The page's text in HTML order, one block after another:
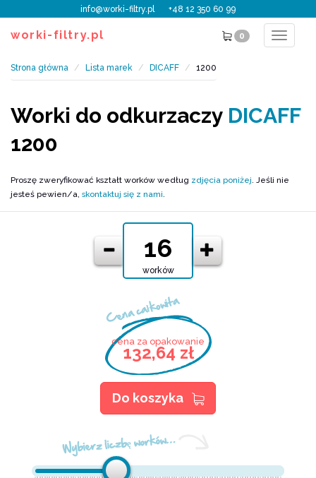
info@worki-filtry.pl +48 12 350 60 99
worki-filtry.pl 0
Toggle
Strona główna Lista marek DICAFF 1200
Worki do odkurzaczy DICAFF
1200
Proszę zweryfikować kształt worków według zdjęcia poniżej. Jeśli nie
jesteś pewien/a, skontaktuj się z nami.
Wybierz liczbę worków…
worków
Cena całkowita
cena za opakowanie
132,64 zł
Do koszyka